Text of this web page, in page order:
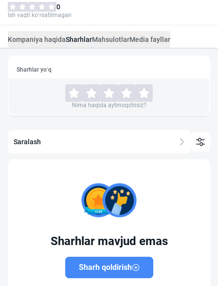
0
Ish vaqti ko‘rsatilmagan
Kompaniya haqidaSharhlarMahsulotlarMedia fayllar
Sharhlar yo‘q
Nima haqida aytmoqchisiz?
Saralash
Sharhlar mavjud emas
Sharh qoldirish